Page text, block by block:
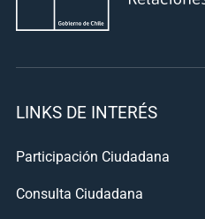
LINKS DE INTERÉS
Participación Ciudadana
Consulta Ciudadana